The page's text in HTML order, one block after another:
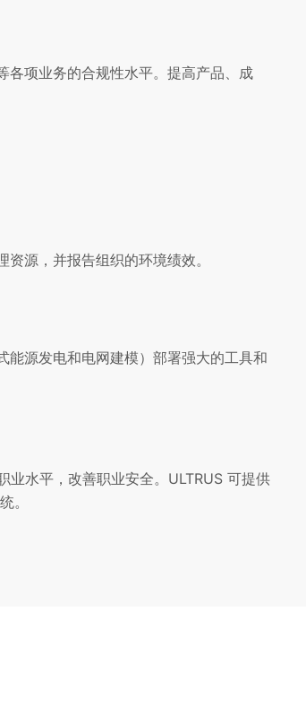
各项业务的合规性水平。提高产品、成
源，并报告组织的环境绩效。
能源发电和电网建模）部署强大的工具和
业水平，改善职业安全。ULTRUS 可提供
。